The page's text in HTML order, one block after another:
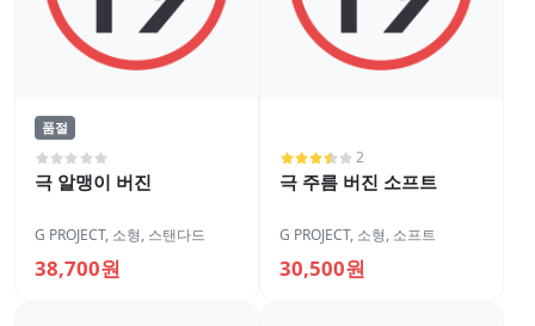
품절
극 알맹이 버진
G PROJECT, 소형, 스탠다드
38,700원
2
극 주름 버진 소프트
G PROJECT, 소형, 소프트
30,500원